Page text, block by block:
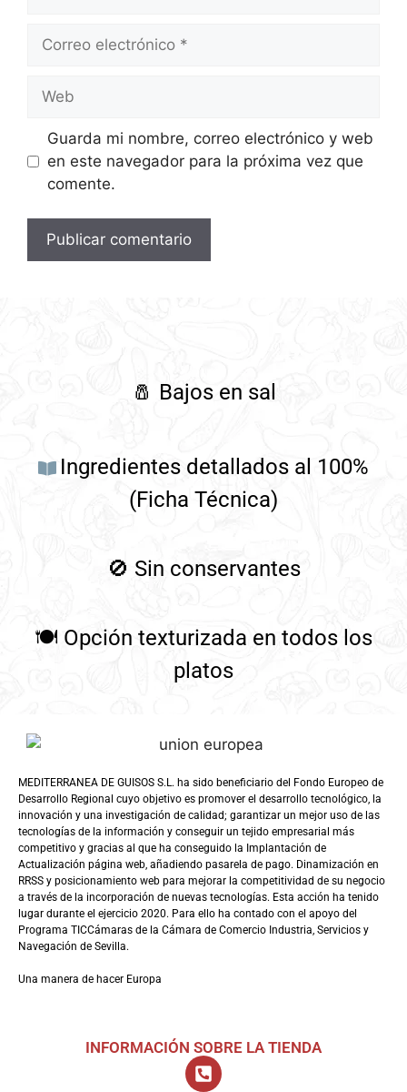
Guarda mi nombre, correo electrónico y web
en este navegador para la próxima vez que
comente.
🧂 Bajos en sal
Ingredientes detallados al 100%
(Ficha Técnica)
🚫 Sin conservantes
🍽️ Opción texturizada en todos los
platos
MEDITERRANEA DE GUISOS S.L. ha sido beneficiario del Fondo Europeo de
Desarrollo Regional cuyo objetivo es promover el desarrollo tecnológico, la
innovación y una investigación de calidad; garantizar un mejor uso de las
tecnologías de la información y conseguir un tejido empresarial más
competitivo y gracias al que ha conseguido la Implantación de
Actualización página web, añadiendo pasarela de pago. Dinamización en
RRSS y posicionamiento web para mejorar la competitividad de su negocio
a través de la incorporación de nuevas tecnologías. Esta acción ha tenido
lugar durante el ejercicio 2020. Para ello ha contado con el apoyo del
Programa TICCámaras de la Cámara de Comercio Industria, Servicios y
Navegación de Sevilla.
Una manera de hacer Europa
INFORMACIÓN SOBRE LA TIENDA